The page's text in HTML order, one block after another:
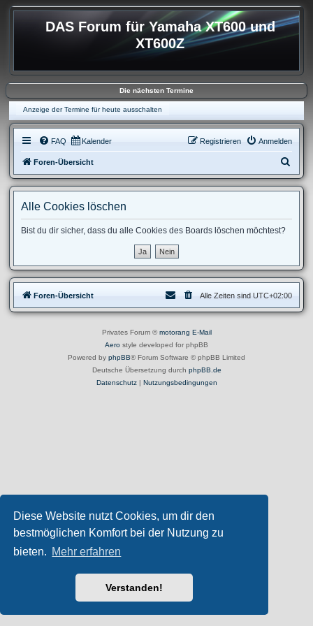
Diese Website nutzt Cookies, um dir den
bestmöglichen Komfort bei der Nutzung zu
bieten. Mehr erfahren
Verstanden!
DAS Forum für Yamaha XT600 und
XT600Z
Die nächsten Termine
Anzeige der Termine für heute ausschalten
FAQ Kalender Anmelden
Registrieren
Foren-Übersicht
u
Alle Cookies löschen
Bist du dir sicher, dass du alle Cookies des Boards löschen möchtest?
Foren-Übersicht Alle Zeiten sind UTC+02:00
Privates Forum ©motorang E-Mail
Aero style developed for phpBB
Powered by phpBB® Forum Software © phpBB Limited
Deutsche Übersetzung durch phpBB.de
Datenschutz| Nutzungsbedingungen